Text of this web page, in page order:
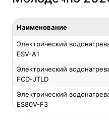
Наименование
Электрический
ESV-A1
Электрический
FCD-JTLD
Электрический
ES80V-F3